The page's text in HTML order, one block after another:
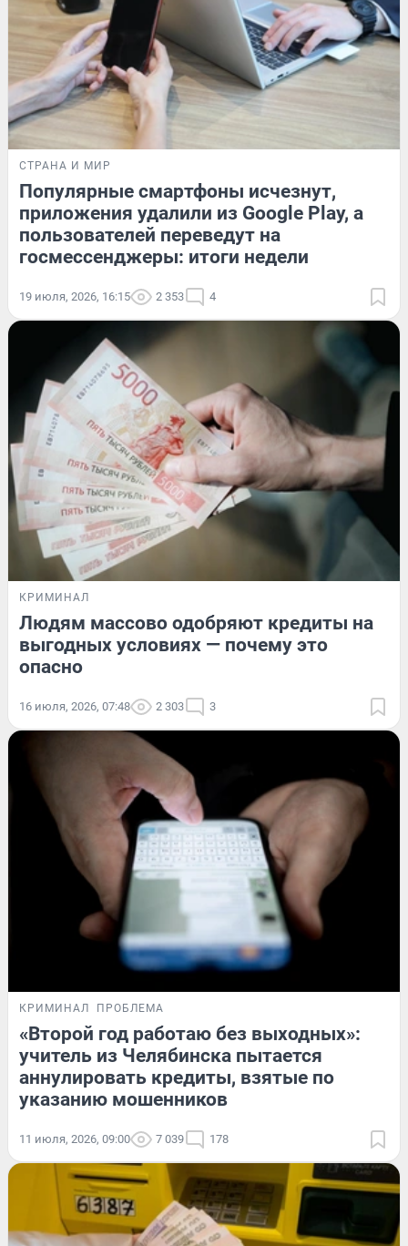
СТРАНА И МИР
Популярные смартфоны исчезнут,
приложения удалили из Google Play, а
пользователей переведут на
госмессенджеры: итоги недели
19 июля, 2026, 16:15 2 353 4
КРИМИНАЛ
Людям массово одобряют кредиты на
выгодных условиях — почему это
опасно
16 июля, 2026, 07:48 2 303 3
КРИМИНАЛ ПРОБЛЕМА
«Второй год работаю без выходных»:
учитель из Челябинска пытается
аннулировать кредиты, взятые по
указанию мошенников
11 июля, 2026, 09:00 7 039 178